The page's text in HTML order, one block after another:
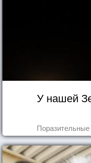
У нашей